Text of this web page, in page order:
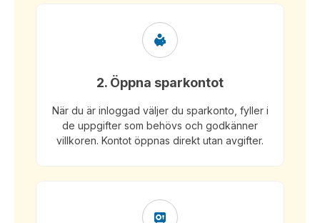
2. Öppna sparkontot
När du är inloggad väljer du sparkonto, fyller i
de uppgifter som behövs och godkänner
villkoren. Kontot öppnas direkt utan avgifter.